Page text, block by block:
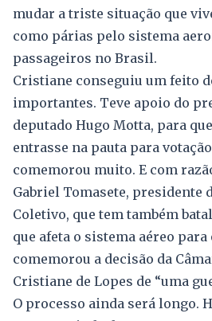
mudar a triste situação que
como párias pelo sistema
passageiros no Brasil.
Cristiane conseguiu um feito
importantes. Teve apoio do
deputado Hugo Motta, para
entrasse na pauta para
comemorou muito. E com
Gabriel Tomasete, presidente
Coletivo, que tem também
que afeta o sistema aéreo
comemorou a decisão da
Cristiane de Lopes de “uma
O processo ainda será longo.